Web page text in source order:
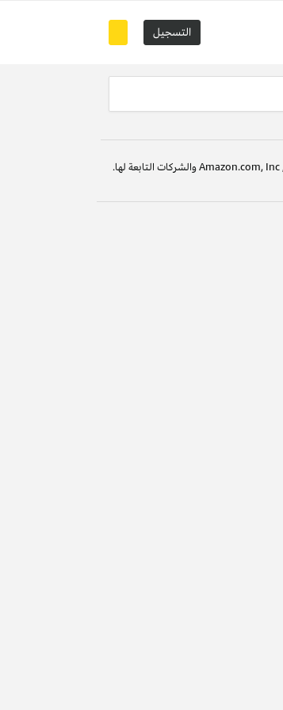
التسجيل